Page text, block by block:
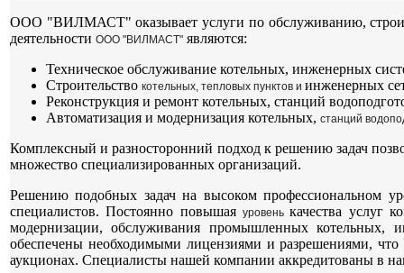
ООО "ВИЛМАСТ" оказывает услуги по обслуживанию,
деятельности ООО "ВИЛМАСТ" являются:
Техническое обслуживание котельных, инженерных
Строительство котельных, тепловых пунктов и инженерных
Реконструкция и ремонт котельных, станций
Автоматизация и модернизация котельных, станций
Комплексный и разносторонний подход к решению задач
множество специализированных организаций.
Решению подобных задач на высоком профессиональном
специалистов. Постоянно повышаяуровенькачества услуг
модернизации, обслуживания промышленных
обеспечены необходимыми лицензиями и разрешениями, что
аукционах. Специалисты нашей компании аккредитованы в